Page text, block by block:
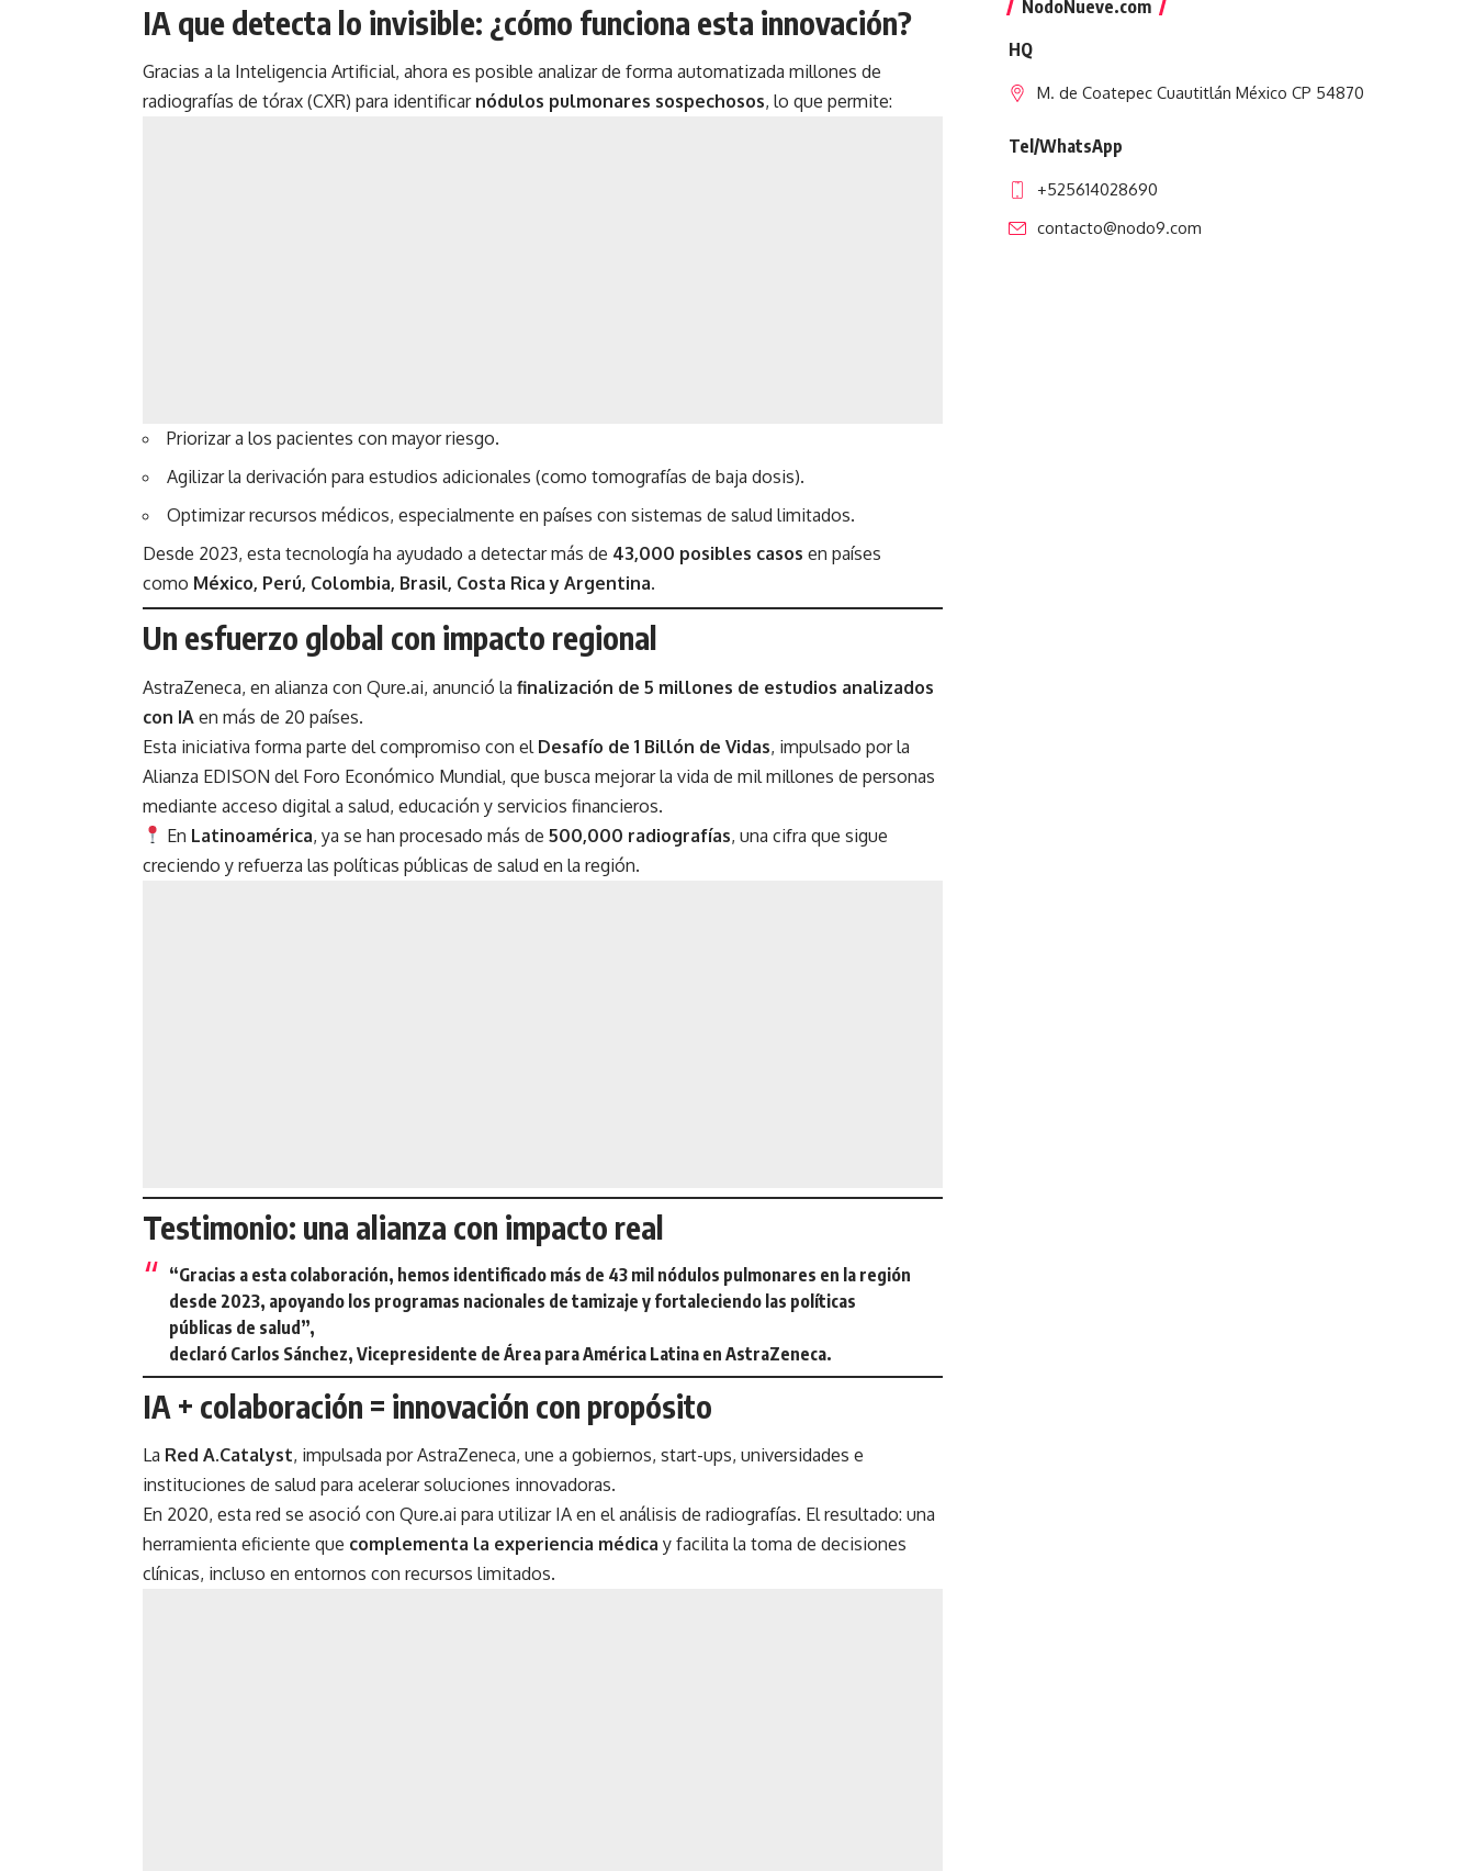
IA que detecta lo invisible: ¿cómo funciona esta innovación?
Gracias a la Inteligencia Artificial, ahora es posible analizar de forma automatizada millones de
radiografías de tórax (CXR) para identificar nódulos pulmonares sospechosos, lo que permite:
Priorizar a los pacientes con mayor riesgo.
Agilizar la derivación para estudios adicionales (como tomografías de baja dosis).
Optimizar recursos médicos, especialmente en países con sistemas de salud limitados.
Desde 2023, esta tecnología ha ayudado a detectar más de 43,000 posibles casos en países
como México, Perú, Colombia, Brasil, Costa Rica y Argentina.
Un esfuerzo global con impacto regional
AstraZeneca, en alianza con Qure.ai, anunció la finalización de 5 millones de estudios analizados
con IA en más de 20 países.
Esta iniciativa forma parte del compromiso con el Desafío de 1 Billón de Vidas, impulsado por la
Alianza EDISON del Foro Económico Mundial, que busca mejorar la vida de mil millones de personas
mediante acceso digital a salud, educación y servicios financieros.
En Latinoamérica, ya se han procesado más de500,000 radiografías, una cifra que sigue
creciendo y refuerza las políticas públicas de salud en la región.
Testimonio: una alianza con impacto real
“Gracias a esta colaboración, hemos identificado más de 43 mil nódulos pulmonares en la región
desde 2023, apoyando los programas nacionales de tamizaje y fortaleciendo las políticas
públicas de salud”,
declaró Carlos Sánchez, Vicepresidente de Área para América Latina en AstraZeneca.
IA + colaboración = innovación con propósito
La Red A.Catalyst, impulsada por AstraZeneca, une a gobiernos, start-ups, universidades e
instituciones de salud para acelerar soluciones innovadoras.
En 2020, esta red se asoció con Qure.ai para utilizar IA en el análisis de radiografías. El resultado: una
herramienta eficiente que complementa la experiencia médica y facilita la toma de decisiones
clínicas, incluso en entornos con recursos limitados.
NodoNueve.com
HQ
M. de Coatepec Cuautitlán México CP 54870
Tel/WhatsApp
+525614028690
contacto@nodo9.com